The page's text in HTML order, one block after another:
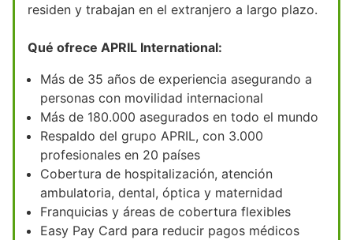
residen y trabajan en el extranjero a largo plazo.
Qué ofrece APRIL International:
Más de 35 años de experiencia asegurando a
personas con movilidad internacional
Más de 180.000 asegurados en todo el mundo
Respaldo del grupo APRIL, con 3.000
profesionales en 20 países
Cobertura de hospitalización, atención
ambulatoria, dental, óptica y maternidad
Franquicias y áreas de cobertura flexibles
Easy Pay Card para reducir pagos médicos